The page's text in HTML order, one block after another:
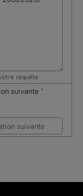
requête
suivante *